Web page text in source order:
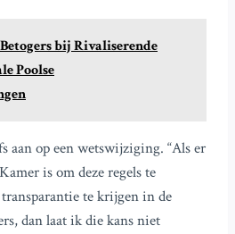
bij Rivaliserende
Poolse
aan op een wetswijziging. “Als er
is om deze regels te
te krijgen in de
dan laat ik die kans niet